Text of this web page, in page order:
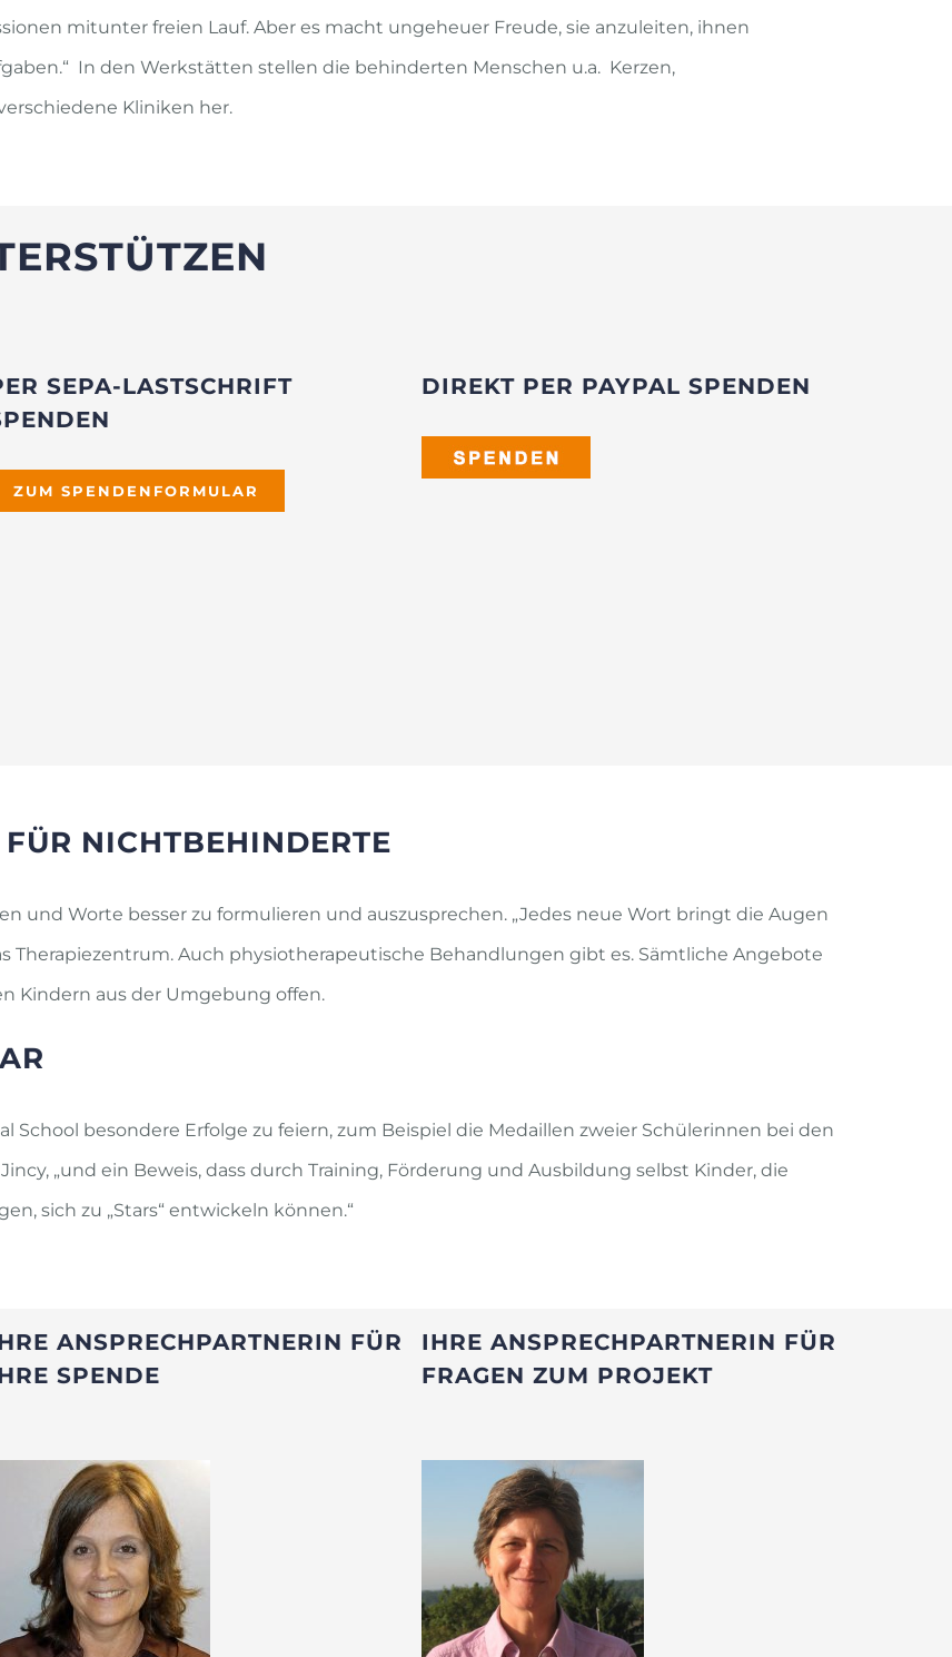
mitunter freien Lauf. Aber es macht ungeheuer Freude, sie anzuleiten, ihnen
In den Werkstätten stellen die behinderten Menschen u.a. Kerzen,
Kliniken her.
SEPA-LASTSCHRIFT
ZUM SPENDENFORMULAR
DIREKT PER PAYPAL SPENDEN
NICHTBEHINDERTE
und Worte besser zu formulieren und auszusprechen. „Jedes neue Wort bringt die Augen
Therapiezentrum. Auch physiotherapeutische Behandlungen gibt es. Sämtliche Angebote
Kindern aus der Umgebung offen.
School besondere Erfolge zu feiern, zum Beispiel die Medaillen zweier Schülerinnen bei den
„und ein Beweis, dass durch Training, Förderung und Ausbildung selbst Kinder, die
sich zu „Stars“ entwickeln können.“
ANSPRECHPARTNERIN FÜR
SPENDE
IHRE ANSPRECHPARTNERIN FÜR
FRAGEN ZUM PROJEKT